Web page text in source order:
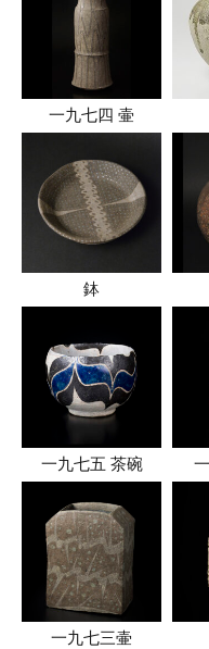
一九七四 壷
鉢
一九七五 茶碗
一九七三壷